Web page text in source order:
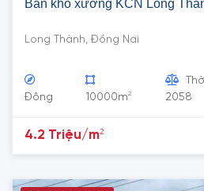
Bán kho xưởng KCN Long
Long Thành, Đồng Nai
Đông 10000m2
2058
4.2 Triệu/m2